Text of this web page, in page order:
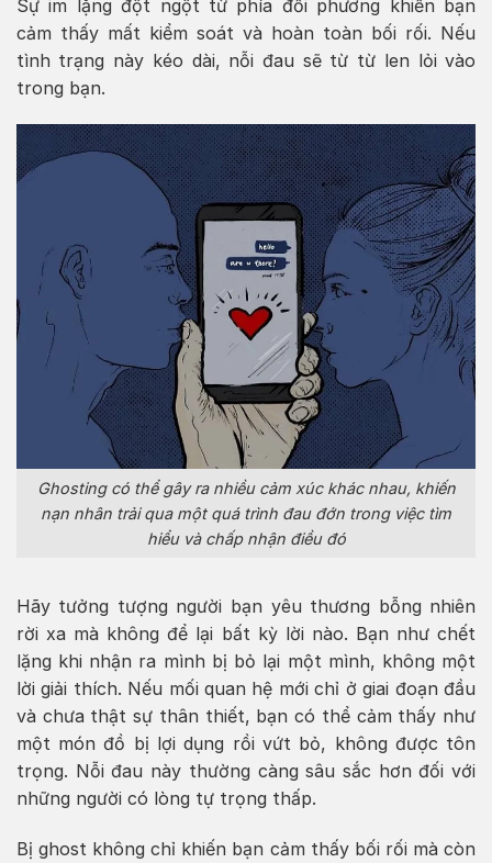
Sự im lặng đột ngột từ phía đối phương khiến bạn
cảm thấy mất kiểm soát và hoàn toàn bối rối. Nếu
tình trạng này kéo dài, nỗi đau sẽ từ từ len lỏi vào
trong bạn.
Ghosting có thể gây ra nhiều cảm xúc khác nhau, khiến
nạn nhân trải qua một quá trình đau đớn trong việc tìm
hiểu và chấp nhận điều đó
Hãy tưởng tượng người bạn yêu thương bỗng nhiên
rời xa mà không để lại bất kỳ lời nào. Bạn như chết
lặng khi nhận ra mình bị bỏ lại một mình, không một
lời giải thích. Nếu mối quan hệ mới chỉ ở giai đoạn đầu
và chưa thật sự thân thiết, bạn có thể cảm thấy như
một món đồ bị lợi dụng rồi vứt bỏ, không được tôn
trọng. Nỗi đau này thường càng sâu sắc hơn đối với
những người có lòng tự trọng thấp.
Bị ghost không chỉ khiến bạn cảm thấy bối rối mà còn